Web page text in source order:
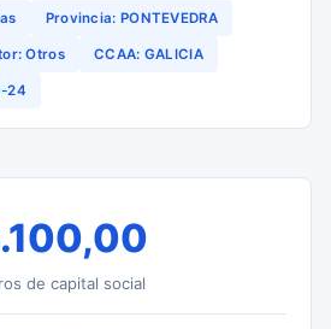
Provincia: PONTEVEDRA
Otros CCAA: GALICIA
24
de capital social